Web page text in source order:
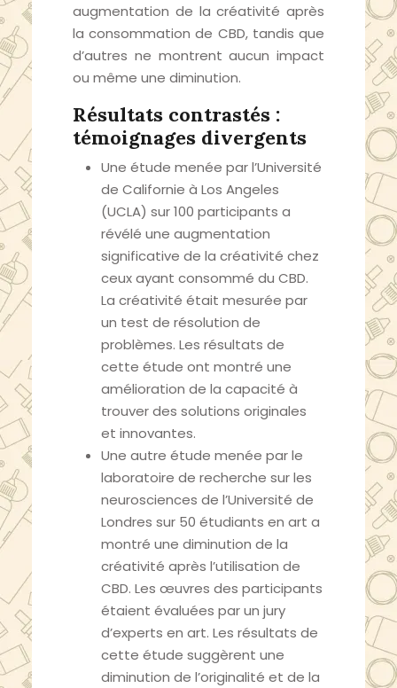
augmentation de la créativité après
la consommation de CBD, tandis que
d’autres ne montrent aucun impact
ou même une diminution.
Résultats contrastés :
témoignages divergents
Une étude menée par l’Université
de Californie à Los Angeles
(UCLA) sur 100 participants a
révélé une augmentation
significative de la créativité chez
ceux ayant consommé du CBD.
La créativité était mesurée par
un test de résolution de
problèmes. Les résultats de
cette étude ont montré une
amélioration de la capacité à
trouver des solutions originales
et innovantes.
Une autre étude menée par le
laboratoire de recherche sur les
neurosciences de l’Université de
Londres sur 50 étudiants en art a
montré une diminution de la
créativité après l’utilisation de
CBD. Les œuvres des participants
étaient évaluées par un jury
d’experts en art. Les résultats de
cette étude suggèrent une
diminution de l’originalité et de la